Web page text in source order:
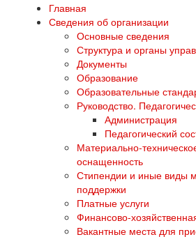
Главная
Сведения об организации
Основные сведения
Структура и органы
Документы
Образование
Образовательные
Руководство.
Администрация
Педагогический
Материально-
оснащенность
Стипендии и иные виды
поддержки
Платные услуги
Финансово-
Вакантные места для